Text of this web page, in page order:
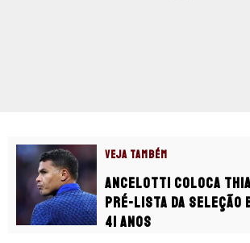
VEJA TAMBÉM
Ancelotti coloca
pré-lista da Seleção
41 anos